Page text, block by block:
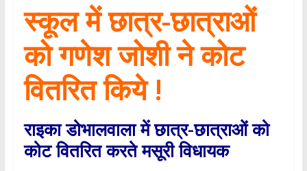
स्कूल में छात्र-छात्राओं
को गणेश जोशी ने कोट
वितरित किये !
राइका डोभालवाला में छात्र-छात्राओं को
कोट वितरित करते मसूरी विधायक